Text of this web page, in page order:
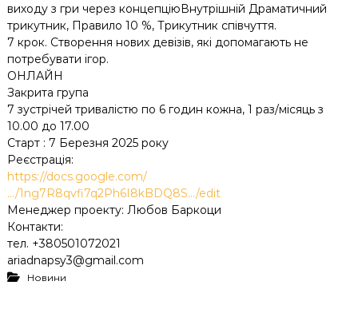
виходу з гри через концепціюВнутрішній Драматичний
трикутник, Правило 10 %, Трикутник співчуття.
7 крок. Створення нових девізів, які допомагають не
потребувати ігор.
ОНЛАЙН
Закрита група
7 зустрічей тривалістю по 6 годин кожна, 1 раз/місяць з
10.00 до 17.00
Старт : 7 Березня 2025 року
Реєстрація:
https://docs.google.com/
…/1ng7R8qvfi7q2Ph6I8kBDQ8S…/edit
Менеджер проекту: Любов Баркоци
Контакти:
тел. +380501072021
ariadnapsy3@gmail.com
Новини